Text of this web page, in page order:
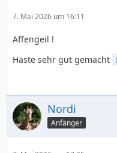
7. Mai 2026 um 16:11
Affengeil !
Haste sehr gut gemacht
Nordi
Anfänger